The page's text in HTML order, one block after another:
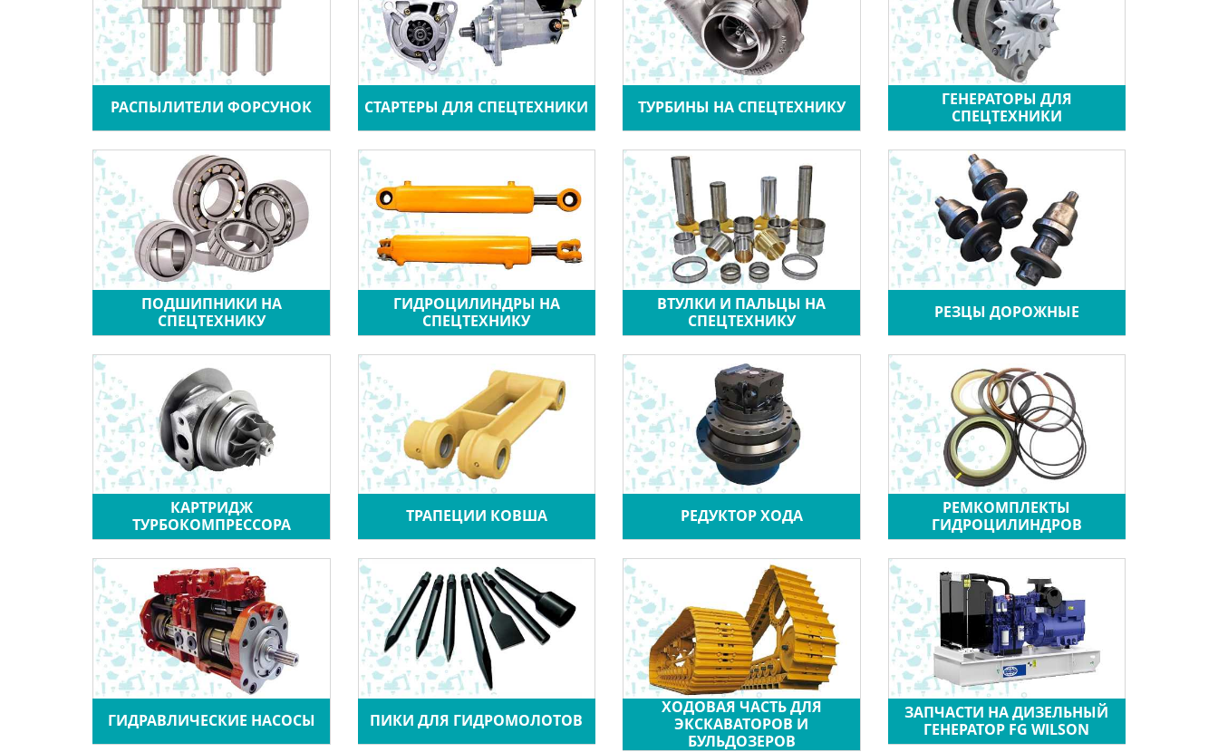
РАСПЫЛИТЕЛИ ФОРСУНОК СТАРТЕРЫ ДЛЯ СПЕЦТЕХНИКИ ТУРБИНЫ НА СПЕЦТЕХНИКУ
ГЕНЕРАТОРЫ ДЛЯ
СПЕЦТЕХНИКИ
ПОДШИПНИКИ НА
СПЕЦТЕХНИКУ
ГИДРОЦИЛИНДРЫ НА
СПЕЦТЕХНИКУ
ВТУЛКИ И ПАЛЬЦЫ НА
СПЕЦТЕХНИКУ
РЕЗЦЫ ДОРОЖНЫЕ
КАРТРИДЖ
ТУРБОКОМПРЕССОРА
ТРАПЕЦИИ КОВША РЕДУКТОР ХОДА
РЕМКОМПЛЕКТЫ
ГИДРОЦИЛИНДРОВ
ГИДРАВЛИЧЕСКИЕ НАСОСЫ ПИКИ ДЛЯ ГИДРОМОЛОТОВ
ХОДОВАЯ ЧАСТЬ ДЛЯ
ЭКСКАВАТОРОВ И
БУЛЬДОЗЕРОВ
ЗАПЧАСТИ НА ДИЗЕЛЬНЫЙ
ГЕНЕРАТОР FG WILSON